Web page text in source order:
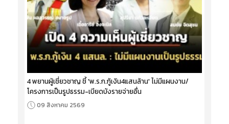
4 พยานผู้เชี่ยวชาญ ชี้ 'พ.ร.ก.กู้เงิน4แสนล้าน' ไม่มีแผนงาน/
โครงการเป็นรูปธรรม-เบียดบังรายจ่ายอื่น
09 สิงหาคม 2569